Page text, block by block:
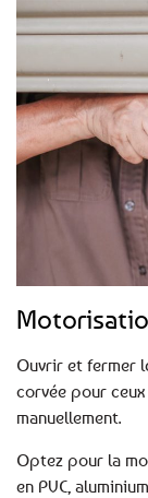
Ouvrir et fermer
corvée pour
manuellement.
Optez pour la
en PVC,